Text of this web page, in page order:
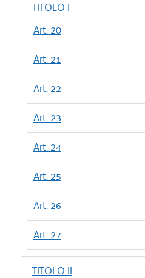
TITOLO I
Art. 20
Art. 21
Art. 22
Art. 23
Art. 24
Art. 25
Art. 26
Art. 27
TITOLO II